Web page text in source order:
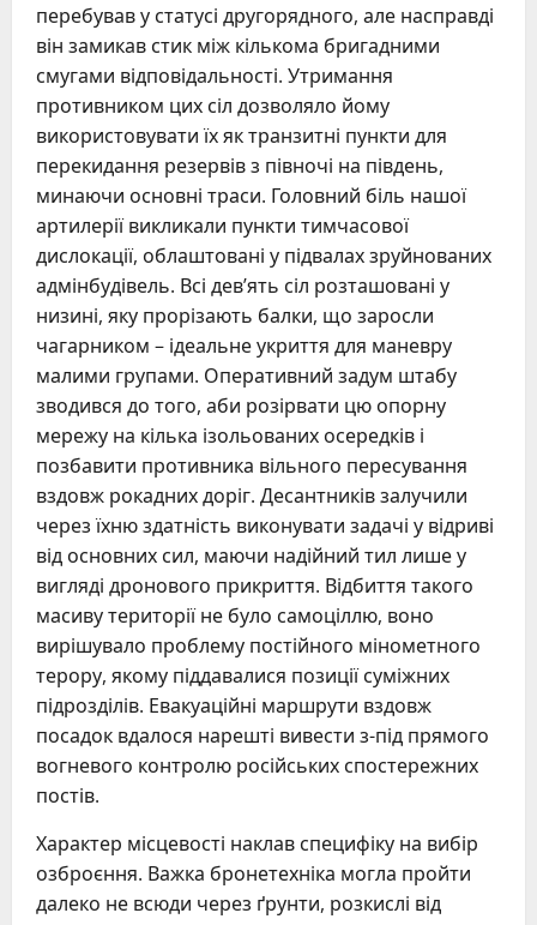
перебував у статусі другорядного, але насправді
він замикав стик між кількома бригадними
смугами відповідальності. Утримання
противником цих сіл дозволяло йому
використовувати їх як транзитні пункти для
перекидання резервів з півночі на південь,
минаючи основні траси. Головний біль нашої
артилерії викликали пункти тимчасової
дислокації, облаштовані у підвалах зруйнованих
адмінбудівель. Всі дев’ять сіл розташовані у
низині, яку прорізають балки, що заросли
чагарником – ідеальне укриття для маневру
малими групами. Оперативний задум штабу
зводився до того, аби розірвати цю опорну
мережу на кілька ізольованих осередків і
позбавити противника вільного пересування
вздовж рокадних доріг. Десантників залучили
через їхню здатність виконувати задачі у відриві
від основних сил, маючи надійний тил лише у
вигляді дронового прикриття. Відбиття такого
масиву території не було самоціллю, воно
вирішувало проблему постійного мінометного
терору, якому піддавалися позиції суміжних
підрозділів. Евакуаційні маршрути вздовж
посадок вдалося нарешті вивести з-під прямого
вогневого контролю російських спостережних
постів.
Характер місцевості наклав специфіку на вибір
озброєння. Важка бронетехніка могла пройти
далеко не всюди через ґрунти, розкислі від